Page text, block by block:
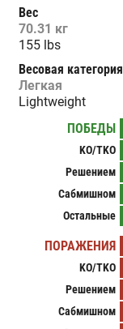
Вес
70.31 кг
155 lbs
Весовая категория
Легкая
Lightweight
ПОБЕДЫ
KO/TKO
Решением
Сабмишном
Остальные
ПОРАЖЕНИЯ
KO/TKO
Решением
Сабмишном